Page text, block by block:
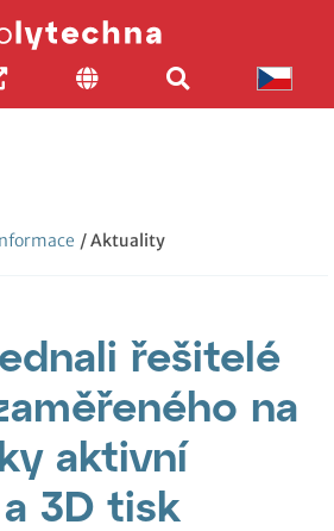
/ Aktuality
řešitelé
na
aktivní
3D tisk